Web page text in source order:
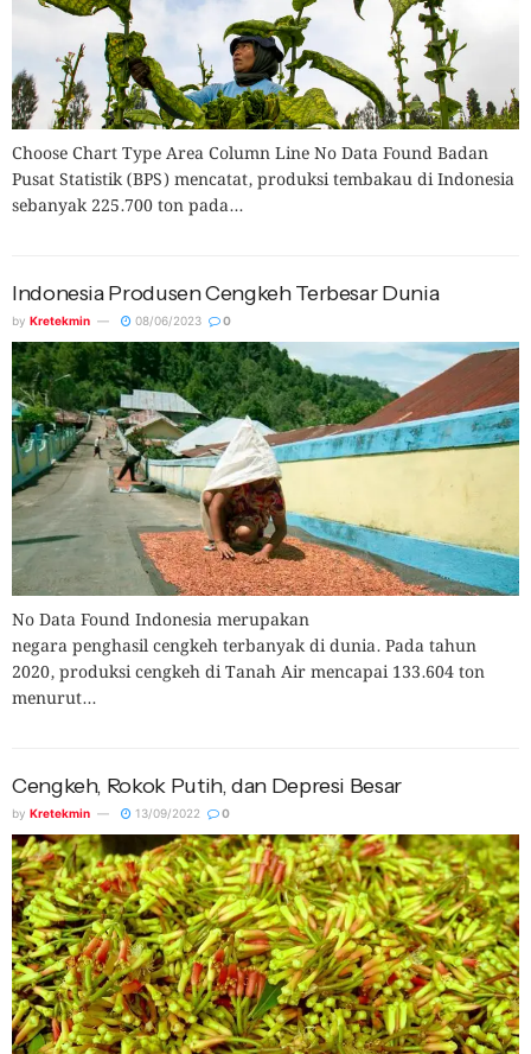
Choose Chart Type Area Column Line No Data Found Badan
Pusat Statistik (BPS) mencatat, produksi tembakau di Indonesia
sebanyak 225.700 ton pada...
Indonesia Produsen Cengkeh Terbesar Dunia
by Kretekmin 08/06/2023 0
No Data Found Indonesia merupakan
negara penghasil cengkeh terbanyak di dunia. Pada tahun
2020, produksi cengkeh di Tanah Air mencapai 133.604 ton
menurut...
Cengkeh, Rokok Putih, dan Depresi Besar
by Kretekmin 13/09/2022 0